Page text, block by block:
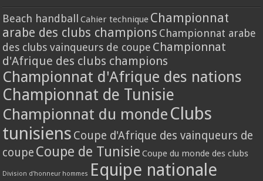
Beach handball Cahier technique Championnat
arabe des clubs champions Championnat arabe
des clubs vainqueurs de coupe Championnat
d'Afrique des clubs champions
Championnat d'Afrique des nations
Championnat de Tunisie
Championnat du monde Clubs
tunisiens Coupe d'Afrique des vainqueurs de
coupe Coupe de Tunisie Coupe du monde des clubs
Division d'honneur hommes Equipe nationale